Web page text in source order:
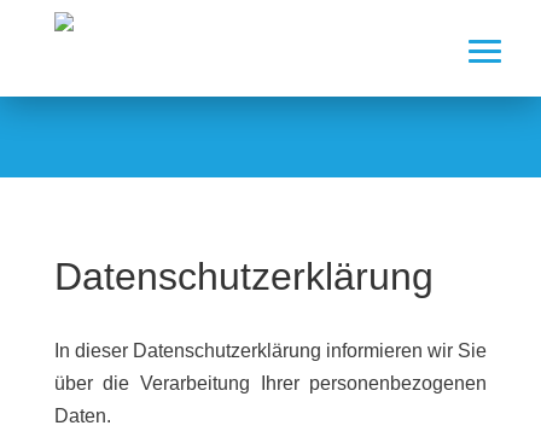
Datenschutzerklärung
In dieser Datenschutzerklärung informieren wir Sie
über die Verarbeitung Ihrer personenbezogenen
Daten.